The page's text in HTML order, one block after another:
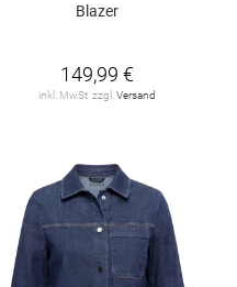
Blazer
149,99 €
inkl. MwSt. zzgl. Versand